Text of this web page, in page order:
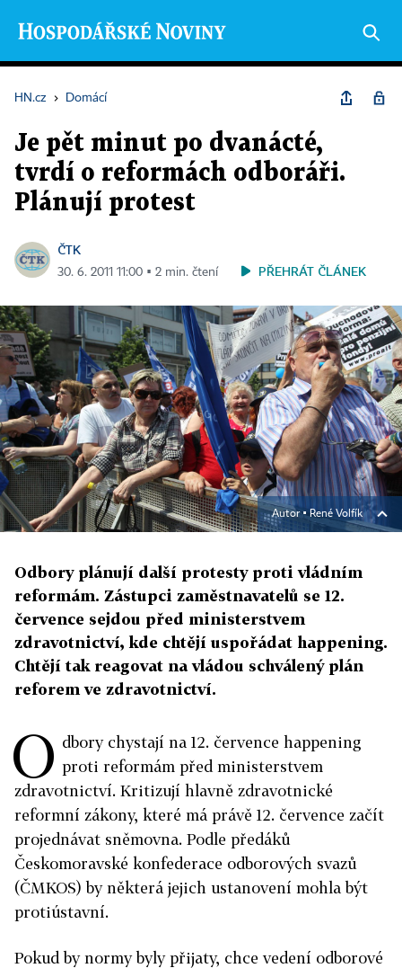
HN.cz › Domácí
Je pět minut po dvanácté,
tvrdí o reformách odboráři.
Plánují protest
ČTK
30. 6. 2011 11:00 ▪ 2 min. čtení PŘEHRÁT ČLÁNEK
Autor ▪ René Volfík
Odbory plánují další protesty proti vládním
reformám. Zástupci zaměstnavatelů se 12.
července sejdou před ministerstvem
zdravotnictví, kde chtějí uspořádat happening.
Chtějí tak reagovat na vládou schválený plán
reforem ve zdravotnictví.
O dbory chystají na 12. července happening
proti reformám před ministerstvem
zdravotnictví. Kritizují hlavně zdravotnické
reformní zákony, které má právě 12. července začít
projednávat sněmovna. Podle předáků
Českomoravské konfederace odborových svazů
(ČMKOS) by některá jejich ustanovení mohla být
protiústavní.
Pokud by normy byly přijaty, chce vedení odborové